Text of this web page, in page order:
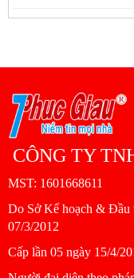
CÔNG TY
MST: 1601668611
Do Sở Kế hoạch & Đầu
07/3/2012
Cấp lần 05 ngày 15/4/